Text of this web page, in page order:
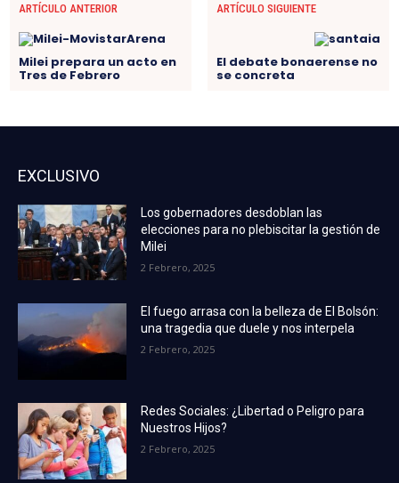
ARTÍCULO ANTERIOR
Milei prepara un acto en
Tres de Febrero
ARTÍCULO SIGUIENTE
El debate bonaerense no
se concreta
EXCLUSIVO
Los gobernadores desdoblan las
elecciones para no plebiscitar la gestión de
Milei
2 Febrero, 2025
El fuego arrasa con la belleza de El Bolsón:
una tragedia que duele y nos interpela
2 Febrero, 2025
Redes Sociales: ¿Libertad o Peligro para
Nuestros Hijos?
2 Febrero, 2025